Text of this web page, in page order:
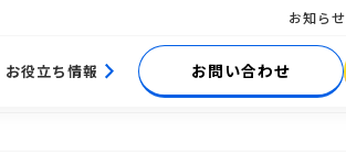
お知らせ
お役立ち情報 お問い合わせ